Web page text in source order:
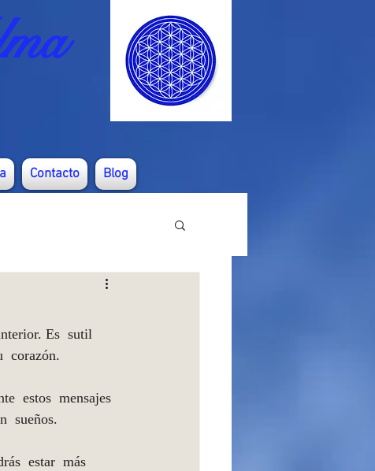
Contacto Blog
Es  sutil
corazón.
estos  mensajes
sueños.
estar  más